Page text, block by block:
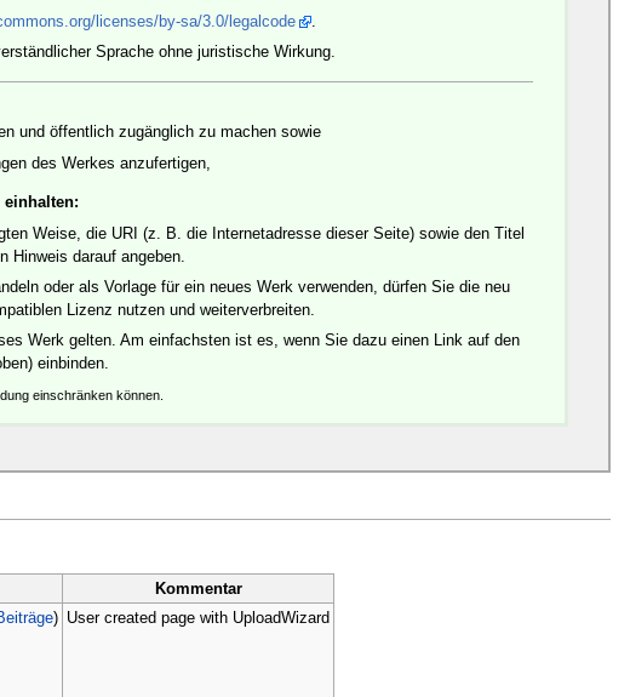
licenses/by-sa/3.0/legalcode
.
Sprache ohne juristische Wirkung.
und öffentlich zugänglich zu machen sowie
des Werkes anzufertigen,
Weise, die URI (z. B. die Internetadresse dieser Seite) sowie den Titel
Hinweis darauf angeben.
oder als Vorlage für ein neues Werk verwenden, dürfen Sie die neu
Lizenz nutzen und weiterverbreiten.
Werk gelten. Am einfachsten ist es, wenn Sie dazu einen Link auf den
einbinden.
einschränken können.
Kommentar
) User created page with UploadWizard